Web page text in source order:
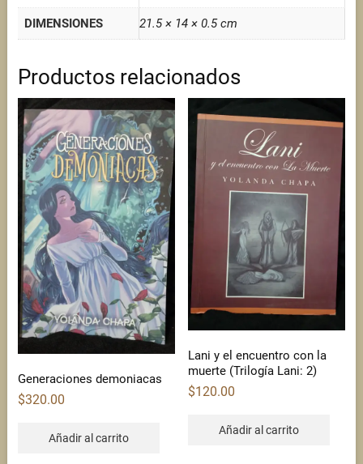
DIMENSIONES 21.5 × 14 × 0.5 cm
Productos relacionados
Generaciones demoniacas
$320.00
Añadir al carrito
Lani y el encuentro con la
muerte (Trilogía Lani: 2)
$120.00
Añadir al carrito